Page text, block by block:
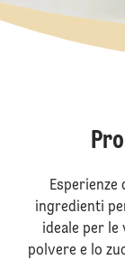
ingredienti
ideale per
polvere e lo